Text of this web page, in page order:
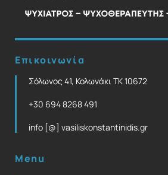
Επικοινωνία
Σόλωνος 41, Κολωνάκι ΤΚ 10672
+30 694 8268 491
info [@] vasiliskonstantinidis.gr
Menu